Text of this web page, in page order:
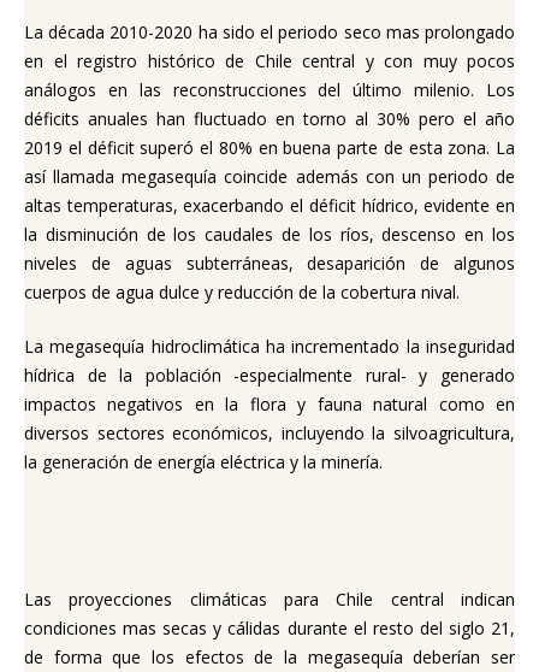
La década 2010-2020 ha sido el periodo seco mas prolongado
en el registro histórico de Chile central y con muy pocos
análogos en las reconstrucciones del último milenio. Los
déficits anuales han fluctuado en torno al 30% pero el año
2019 el déficit superó el 80% en buena parte de esta zona. La
así llamada megasequía coincide además con un periodo de
altas temperaturas, exacerbando el déficit hídrico, evidente en
la disminución de los caudales de los ríos, descenso en los
niveles de aguas subterráneas, desaparición de algunos
cuerpos de agua dulce y reducción de la cobertura nival.
La megasequía hidroclimática ha incrementado la inseguridad
hídrica de la población -especialmente rural- y generado
impactos negativos en la flora y fauna natural como en
diversos sectores económicos, incluyendo la silvoagricultura,
la generación de energía eléctrica y la minería.
Las proyecciones climáticas para Chile central indican
condiciones mas secas y cálidas durante el resto del siglo 21,
de forma que los efectos de la megasequía deberían ser